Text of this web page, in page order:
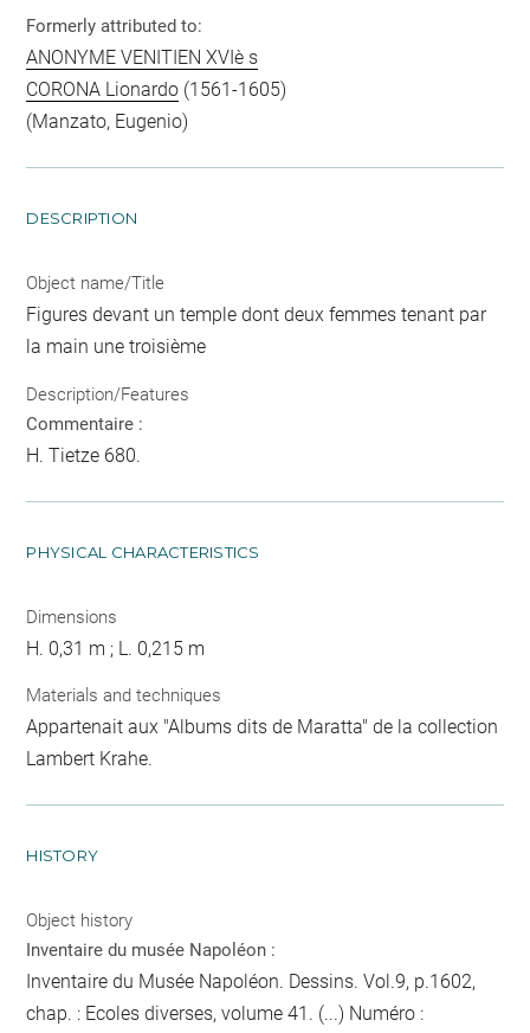
Formerly attributed to:
ANONYME VENITIEN XVIè s
CORONA Lionardo (1561-1605)
(Manzato, Eugenio)
DESCRIPTION
Object name/Title
Figures devant un temple dont deux femmes tenant par
la main une troisième
Description/Features
Commentaire :
H. Tietze 680.
PHYSICAL CHARACTERISTICS
Dimensions
H. 0,31 m ; L. 0,215 m
Materials and techniques
Appartenait aux "Albums dits de Maratta" de la collection
Lambert Krahe.
HISTORY
Object history
Inventaire du musée Napoléon :
Inventaire du Musée Napoléon. Dessins. Vol.9, p.1602,
chap. : Ecoles diverses, volume 41. (...) Numéro :